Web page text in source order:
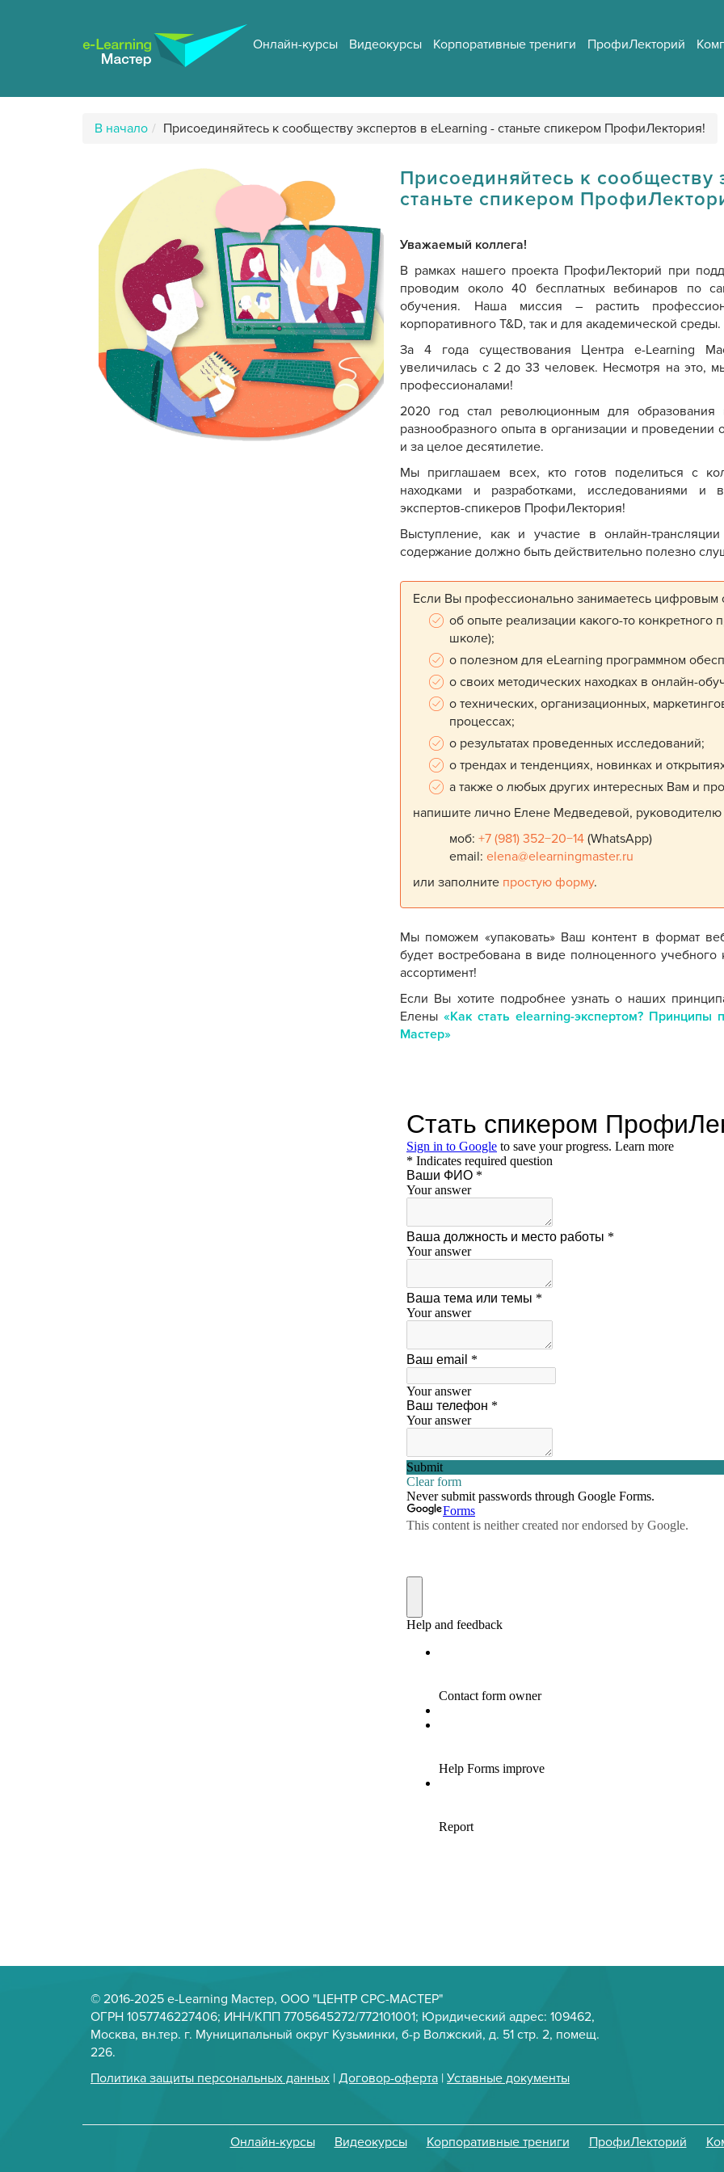
Онлайн-курсы Видеокурсы Корпоративные трениги ПрофиЛекторий
ПутьВ начало Присоединяйтесь к сообществу экспертов в eLearning - станьте спикером ПрофиЛектория!
Присоединяйтесь к сообществу
станьте спикером
Уважаемый коллега!
В рамках нашего проекта ПрофиЛекторий при
проводим около 40 бесплатных вебинаров по
обучения. Наша миссия – растить
корпоративного T&D, так и для академической среды.
За 4 года существования Центра e-Learning
увеличилась с 2 до 33 человек. Несмотря на это,
профессионалами!
2020 год стал революционным для образования
разнообразного опыта в организации и
и за целое десятилетие.
Мы приглашаем всех, кто готов поделиться с
находками и разработками, исследованиями и
экспертов-спикеров ПрофиЛектория!
Выступление, как и участие в онлайн-
содержание должно быть действительно полезно
Если Вы профессионально занимаетесь цифровым
об опыте реализации какого-то
школе);
о полезном для eLearning программном
о своих методических находках в онлайн-
о технических, организационных,
процессах;
о результатах проведенных исследований;
о трендах и тенденциях, новинках и
а также о любых других интересных Вам и
напишите лично Елене Медведевой,
моб:+7 (981) 352−20−14 (WhatsApp)
email:elena@elearningmaster.ru
или заполните простую форму.
Мы поможем «упаковать» Ваш контент в формат
будет востребована в виде полноценного
ассортимент!
Если Вы хотите подробнее узнать о наших
Елены«Как стать elearning-экспертом? Принципы
Мастер»
© 2016-2025 e-Learning Мастер, ООО "ЦЕНТР СРС-МАСТЕР"
ОГРН 1057746227406; ИНН/КПП 7705645272/772101001; Юридический адрес: 109462,
Москва, вн.тер. г. Муниципальный округ Кузьминки, б-р Волжский, д. 51 стр. 2, помещ.
226.
Политика защиты персональных данных | Договор-оферта | Уставные документы
Онлайн-курсы Видеокурсы Корпоративные трениги ПрофиЛекторий